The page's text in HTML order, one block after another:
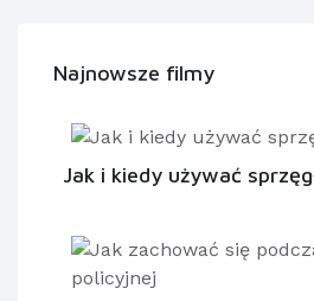
Najnowsze filmy
Jak i kiedy używać